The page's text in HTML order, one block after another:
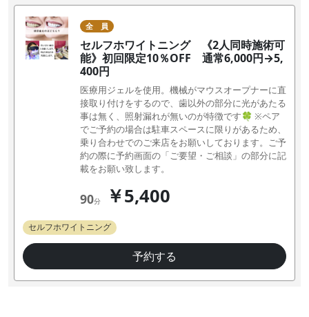
全 員
セルフホワイトニング 《2人同時施術可
能》初回限定10％OFF 通常6,000円→5,
400円
医療用ジェルを使用。機械がマウスオープナーに直
接取り付けをするので、歯以外の部分に光があたる
事は無く、照射漏れが無いのが特徴です🍀 ※ペア
でご予約の場合は駐車スペースに限りがあるため、
乗り合わせでのご来店をお願いしております。ご予
約の際に予約画面の「ご要望・ご相談」の部分に記
載をお願い致します。
90分 ￥5,400
セルフホワイトニング
予約する